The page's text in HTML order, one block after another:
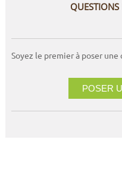
QUESTIONS
Soyez le premier à poser une
POSER